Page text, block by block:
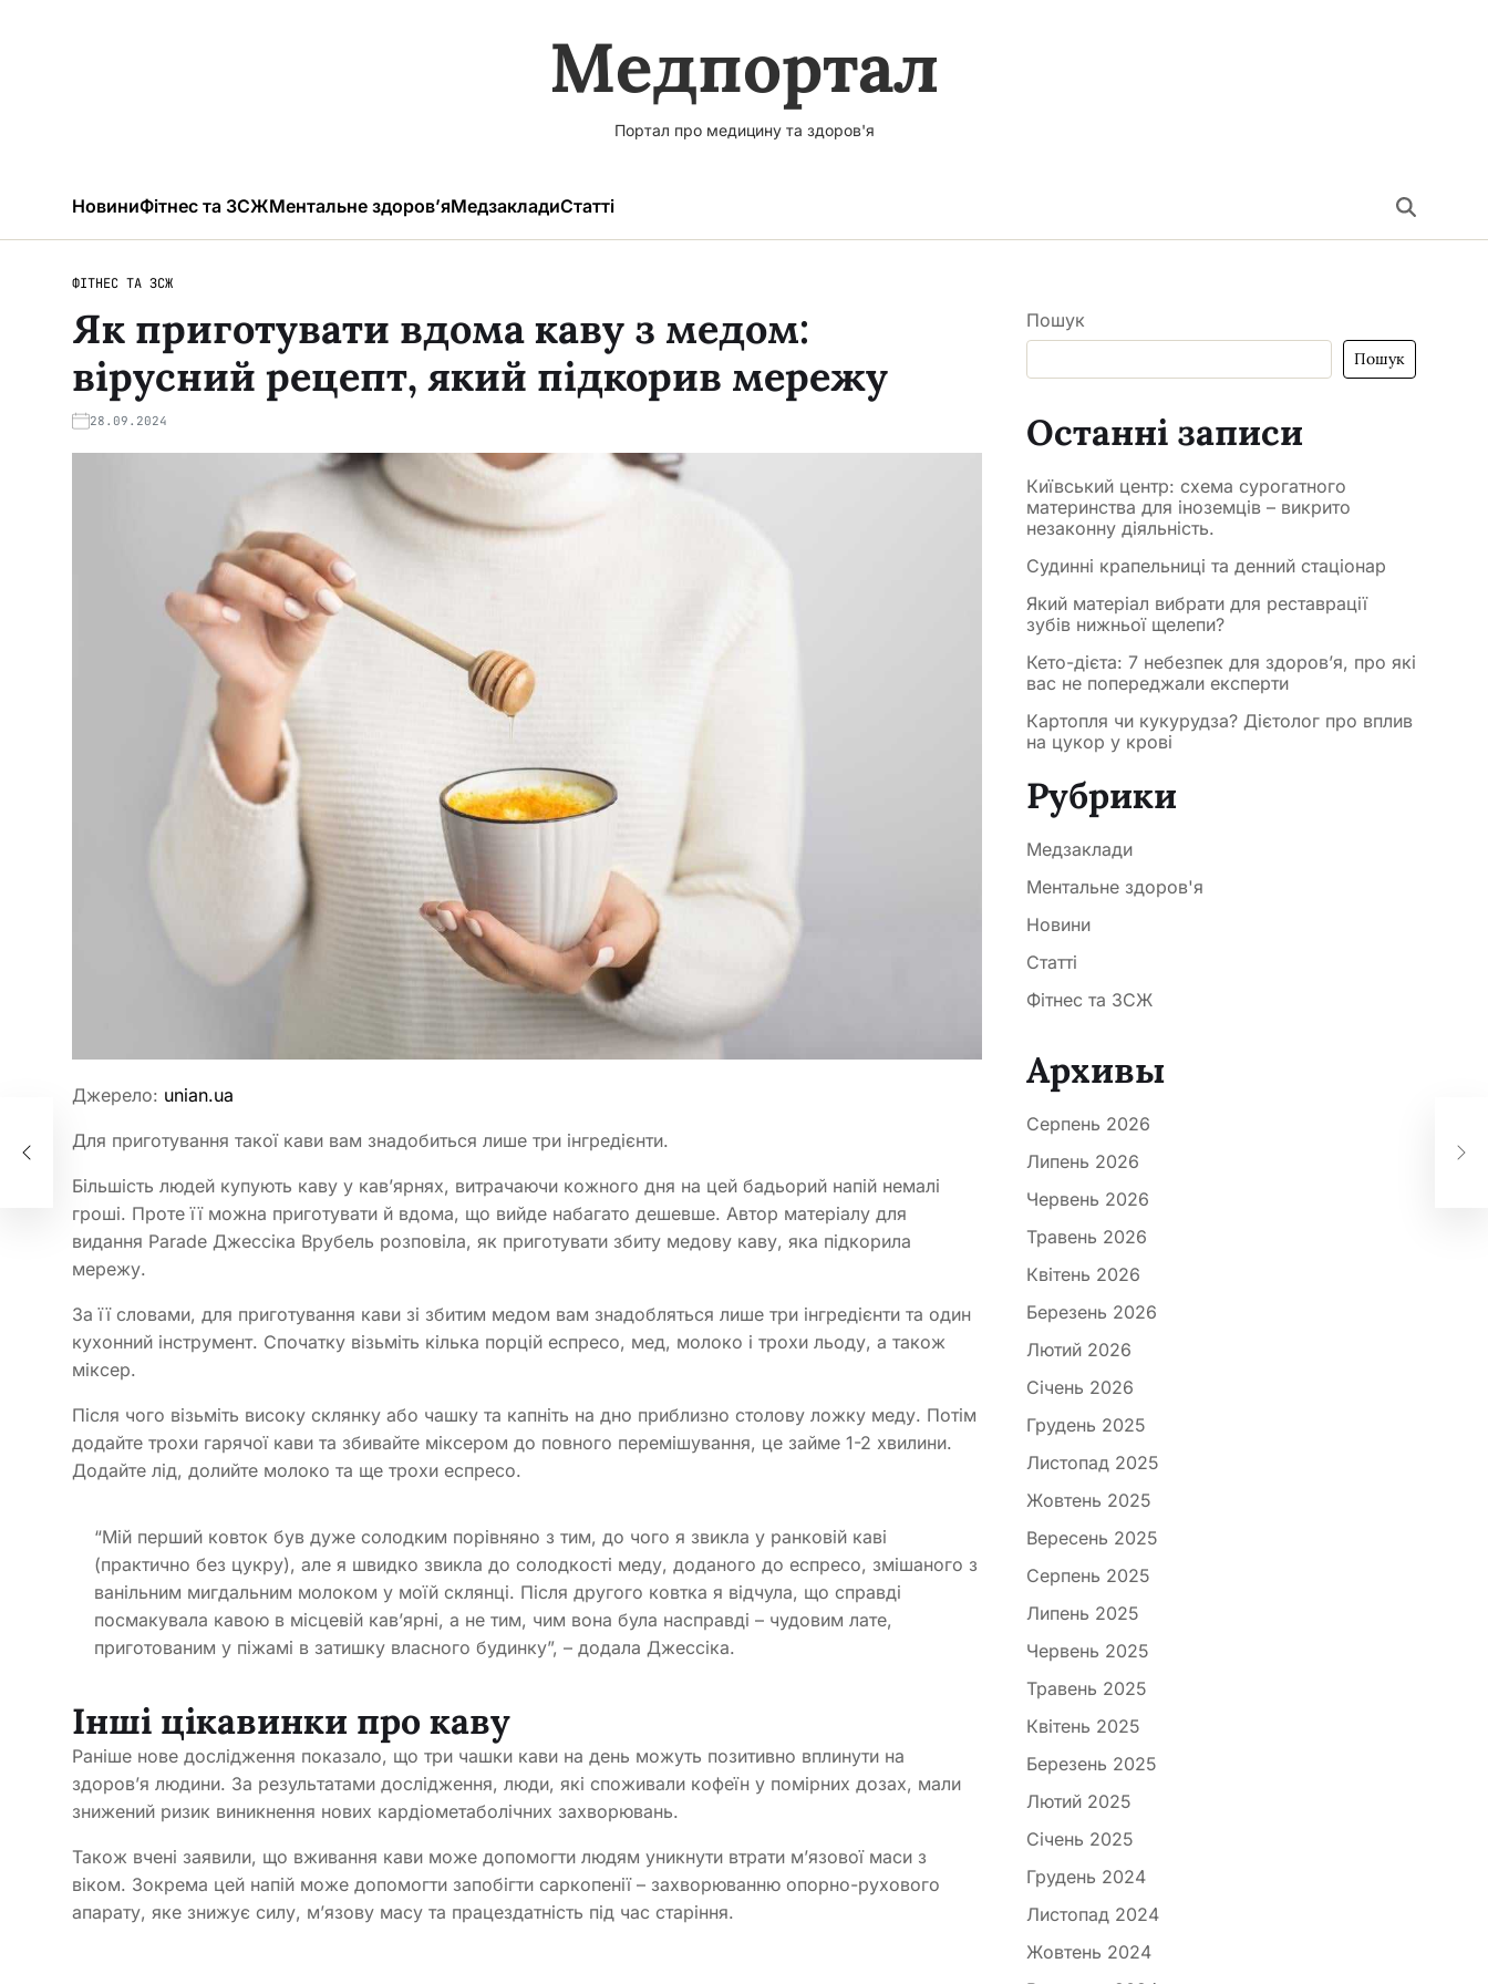
Медпортал
Портал про медицину та здоров'я
НовиниФітнес та ЗСЖМентальне здоров’яМедзакладиСтатті
ФІТНЕС ТА ЗСЖ
Як приготувати вдома каву з медом:
вірусний рецепт, який підкорив мережу
28.09.2024
Джерело: unian.ua
Для приготування такої кави вам знадобиться лише три інгредієнти.
Більшість людей купують каву у кав’ярнях, витрачаючи кожного дня на цей бадьорий напій немалі
гроші. Проте її можна приготувати й вдома, що вийде набагато дешевше. Автор матеріалу для
видання Parade Джессіка Врубель розповіла, як приготувати збиту медову каву, яка підкорила
мережу.
За її словами, для приготування кави зі збитим медом вам знадобляться лише три інгредієнти та один
кухонний інструмент. Спочатку візьміть кілька порцій еспресо, мед, молоко і трохи льоду, а також
міксер.
Після чого візьміть високу склянку або чашку та капніть на дно приблизно столову ложку меду. Потім
додайте трохи гарячої кави та збивайте міксером до повного перемішування, це займе 1-2 хвилини.
Додайте лід, долийте молоко та ще трохи еспресо.
“Мій перший ковток був дуже солодким порівняно з тим, до чого я звикла у ранковій каві
(практично без цукру), але я швидко звикла до солодкості меду, доданого до еспресо, змішаного з
ванільним мигдальним молоком у моїй склянці. Після другого ковтка я відчула, що справді
посмакувала кавою в місцевій кав’ярні, а не тим, чим вона була насправді – чудовим лате,
приготованим у піжамі в затишку власного будинку”, – додала Джессіка.
Інші цікавинки про каву
Раніше нове дослідження показало, що три чашки кави на день можуть позитивно вплинути на
здоров’я людини. За результатами дослідження, люди, які споживали кофеїн у помірних дозах, мали
знижений ризик виникнення нових кардіометаболічних захворювань.
Також вчені заявили, що вживання кави може допомогти людям уникнути втрати м’язової маси з
віком. Зокрема цей напій може допомогти запобігти саркопенії – захворюванню опорно-рухового
апарату, яке знижує силу, м’язову масу та працездатність під час старіння.
Пошук
Пошук
Останні записи
Київський центр: схема сурогатного
материнства для іноземців – викрито
незаконну діяльність.
Судинні крапельниці та денний стаціонар
Який матеріал вибрати для реставрації
зубів нижньої щелепи?
Кето-дієта: 7 небезпек для здоров’я, про які
вас не попереджали експерти
Картопля чи кукурудза? Дієтолог про вплив
на цукор у крові
Рубрики
Медзаклади
Ментальне здоров'я
Новини
Статті
Фітнес та ЗСЖ
Архивы
Серпень 2026
Липень 2026
Червень 2026
Травень 2026
Квітень 2026
Березень 2026
Лютий 2026
Січень 2026
Грудень 2025
Листопад 2025
Жовтень 2025
Вересень 2025
Серпень 2025
Липень 2025
Червень 2025
Травень 2025
Квітень 2025
Березень 2025
Лютий 2025
Січень 2025
Грудень 2024
Листопад 2024
Жовтень 2024